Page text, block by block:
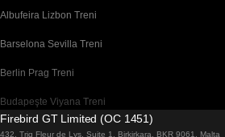
Albufeira Lizbon Treni
Barselona Sevilla Treni
Berlin Prag Treni
Budapeşte Viyana Treni
Cheonan(Asan) Busan Treni
Firebird GT Limited (OC 1451)
432, Triq Fleur de Lys, Suite 1, Birkirkara, BKR 9061, Malta